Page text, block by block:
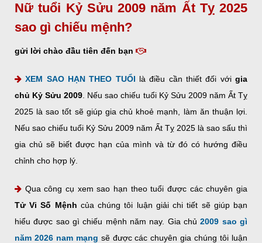
Nữ tuổi Kỷ Sửu 2009 năm Ất Tỵ 2025
sao gì chiếu mệnh?
gửi lời chào đầu tiên đến bạn
XEM SAO HẠN THEO TUỔI là điều cần thiết đối vớigia
chủ Kỷ Sửu 2009 . Nếu sao chiếu tuổi Kỷ Sửu 2009 năm Ất Tỵ
2025 là sao tốt sẽ giúp gia chủ khoẻ mạnh, làm ăn thuận lợi.
Nếu sao chiếu tuổi Kỷ Sửu 2009 năm Ất Tỵ 2025 là sao sấu thì
gia chủ sẽ biết được hạn của mình và từ đó có hướng điều
chỉnh cho hợp lý.
Qua công cụ xem sao hạn theo tuổi được các chuyên gia
Tử Vi Số Mệnh của chúng tôi luận giải chi tiết sẽ giúp bạn
hiểu được sao gì chiếu mệnh năm nay. Gia chủ2009 sao gì
năm 2026 nam mạng sẽ được các chuyên gia chúng tôi luận